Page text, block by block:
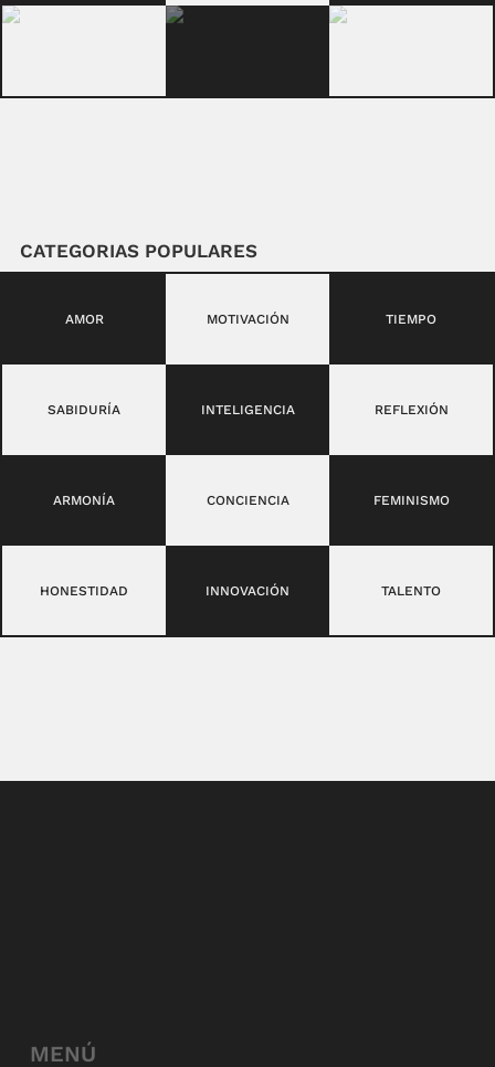
CATEGORIAS POPULARES
AMOR MOTIVACIÓN TIEMPO
SABIDURÍA INTELIGENCIA REFLEXIÓN
ARMONÍA CONCIENCIA FEMINISMO
HONESTIDAD INNOVACIÓN TALENTO
MENÚ